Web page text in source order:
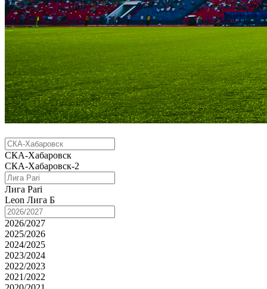
СКА-Хабаровск
СКА-Хабаровск-2
Лига Pari
Leon Лига Б
2026/2027
2025/2026
2024/2025
2023/2024
2022/2023
2021/2022